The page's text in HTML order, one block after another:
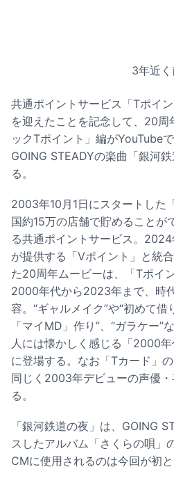
3年近
共通ポイントサービス「Tポイ
を迎えたことを記念して、20
ックTポイント」編がYouTube
GOING STEADYの楽曲「銀河
る。
2003年10月1日にスタートした
国約15万の店舗で貯めることが
る共通ポイントサービス。
が提供する「Vポイント」と統
た20周年ムービーは、「Tポイ
2000年代から2023年まで、時
容。“ギャルメイク”や“初めて借
「マイMD」作り”、“ガラケー
人には懐かしく感じる「2000
に登場する。なお「Tカード」
同じく2003年デビューの声優
る。
「銀河鉄道の夜」は、GOING
スしたアルバム「さくらの唄」
CMに使用されるのは今回が初と